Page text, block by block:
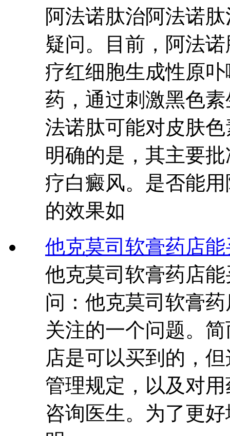
阿法诺肽治阿法诺
疑问。目前，阿法
疗红细胞生成性原
药，通过刺激黑色
法诺肽可能对皮肤
明确的是，其主要
疗白癜风。是否能
的效果如
他克莫司软膏药店
他克莫司软膏药店
问：他克莫司软膏
关注的一个问题。
店是可以买到的，
管理规定，以及对
咨询医生。为了更